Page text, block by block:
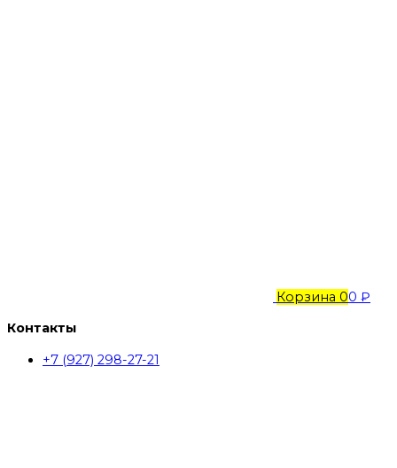
Корзина 00 ₽
Контакты
+7 (927) 298-27-21